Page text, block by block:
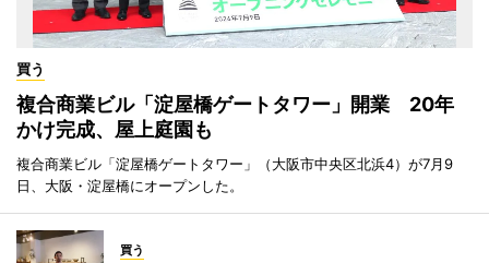
買う
複合商業ビル「淀屋橋ゲートタワー」開業 20年
かけ完成、屋上庭園も
複合商業ビル「淀屋橋ゲートタワー」（大阪市中央区北浜4）が7月9
日、大阪・淀屋橋にオープンした。
買う